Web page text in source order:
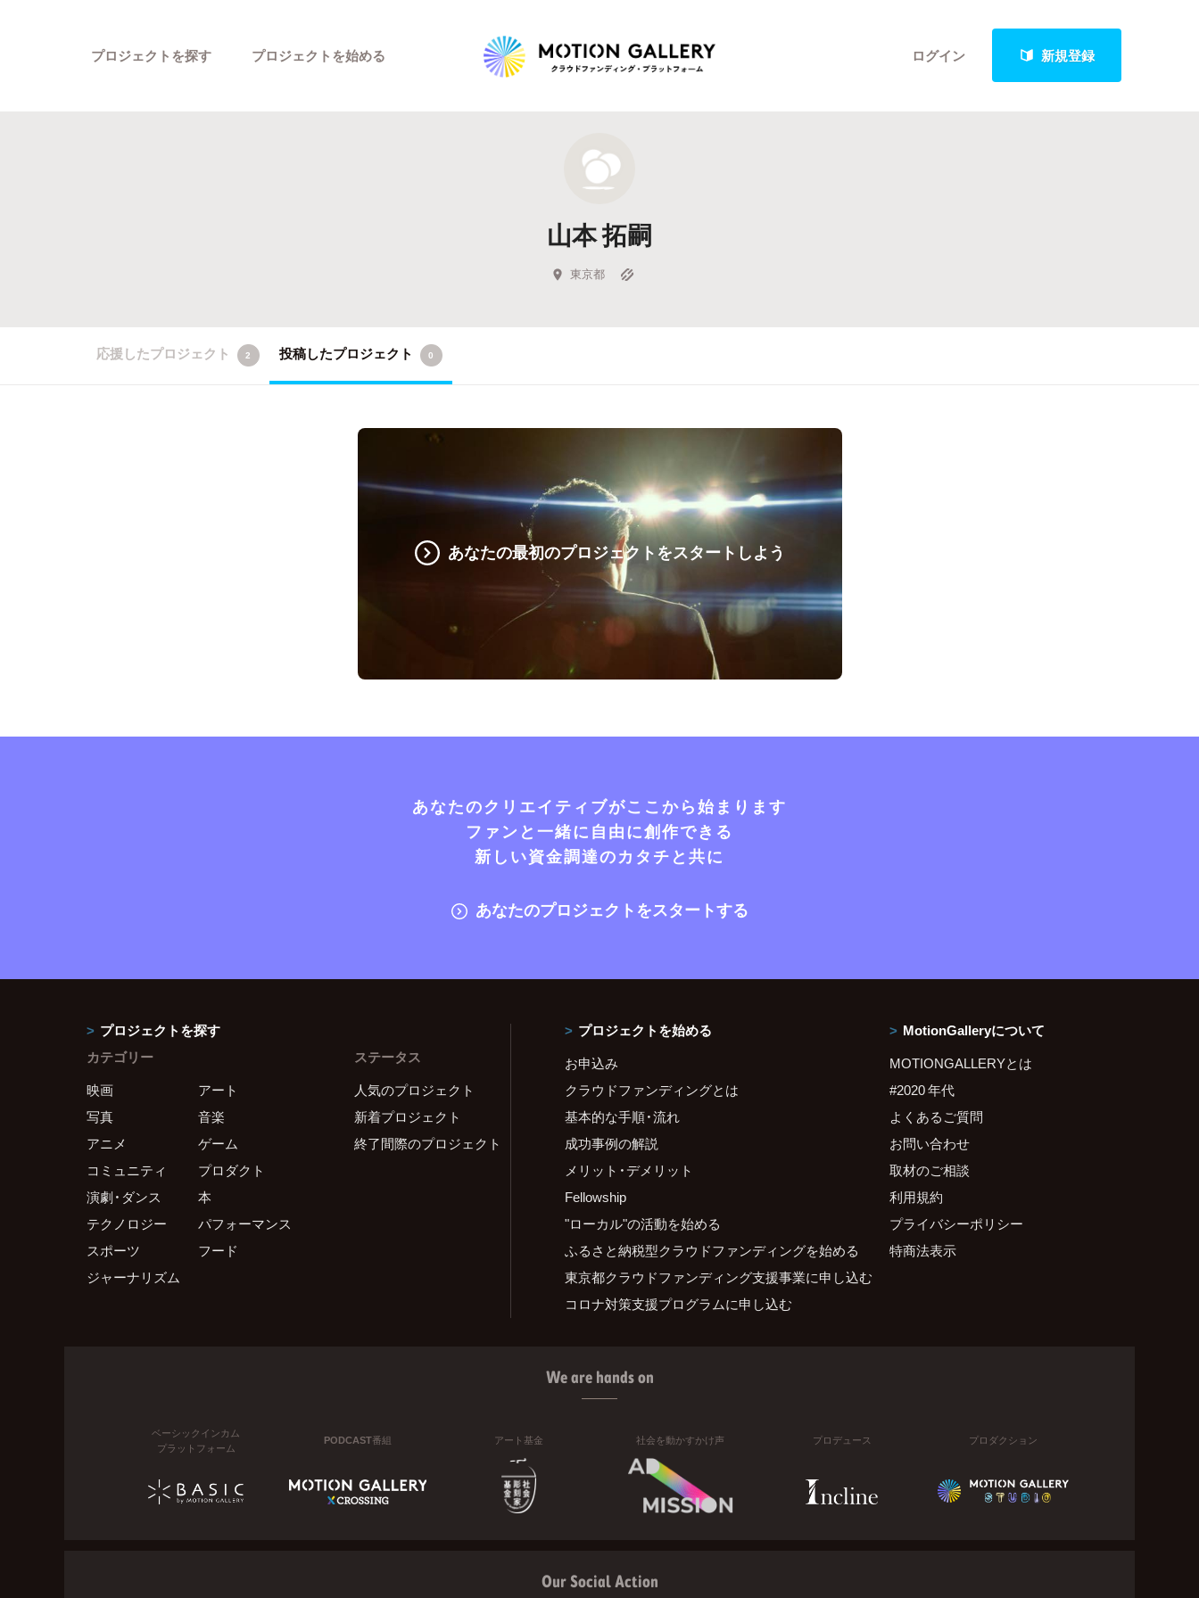
ログイン 新規登録
プロジェクトを探す
新着プロジェクト
Feature
キュレーターから探す
プロジェクトを始める
山本 拓嗣
東京都
応援したプロジェクト 2 投稿したプロジェクト 0
あなたの最初のプロジェクトをスタートしよう
あなたのクリエイティブがここから始まります
ファンと一緒に自由に創作できる
新しい資金調達のカタチと共に
あなたのプロジェクトをスタートする
プロジェクトを探す
カテゴリー
映画
アート
写真
音楽
アニメ
ゲーム
コミュニティ
プロダクト
演劇・ダンス
本
テクノロジー
パフォーマンス
スポーツ
フード
ジャーナリズム
ステータス
人気のプロジェクト
新着プロジェクト
終了間際のプロジェクト
プロジェクトを始める
お申込み
クラウドファンディングとは
基本的な手順・流れ
成功事例の解説
メリット・デメリット
Fellowship
"ローカル"の活動を始める
ふるさと納税型クラウドファンディングを始める
東京都クラウドファンディング支援事業に申し込む
コロナ対策支援プログラムに申し込む
MotionGalleryについて
MOTIONGALLERYとは
#2020 年代
よくあるご質問
お問い合わせ
取材のご相談
利用規約
プライバシーポリシー
特商法表示
We are hands on
ベーシックインカム
プラットフォーム
PODCAST番組 アート基金 社会を動かすかけ声 プロデュース プロダクション
Our Social Action